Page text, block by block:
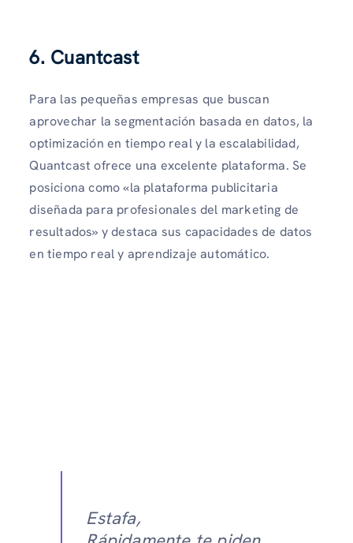
6. Cuantcast
Para las pequeñas empresas que buscan
aprovechar la segmentación basada en datos, la
optimización en tiempo real y la escalabilidad,
Quantcast ofrece una excelente plataforma. Se
posiciona como «la plataforma publicitaria
diseñada para profesionales del marketing de
resultados» y destaca sus capacidades de datos
en tiempo real y aprendizaje automático.
Estafa,